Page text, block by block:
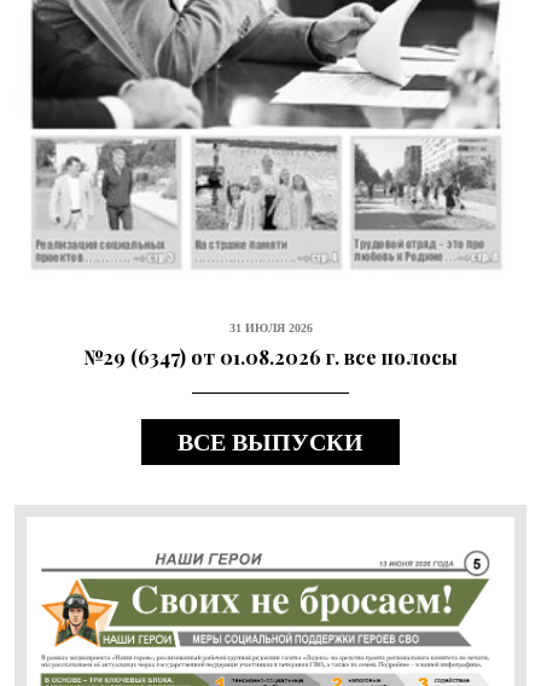
31 ИЮЛЯ 2026
№29 (6347) от 01.08.2026 г. все полосы
ВСЕ ВЫПУСКИ